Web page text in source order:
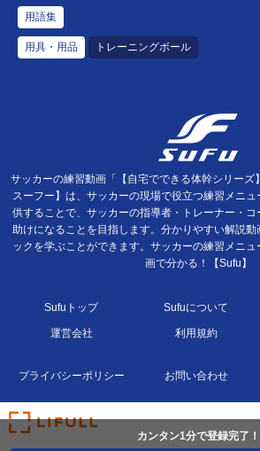
用語集
用具・用品 トレーニングボール
カンタン1分で登録完了！
サッカーの練習動画「【自宅でできる体幹シリーズ
スーフー】は、サッカーの現場で役立つ練習メニ
供することで、サッカーの指導者・トレーナー・
助けになることを目指します。分かりやすい解説
ックを学ぶことができます。サッカーの練習メニ
画で分かる！【Sufu】
Sufuトップ Sufuについて
運営会社 利用規約
プライバシーポリシー お問い合わせ